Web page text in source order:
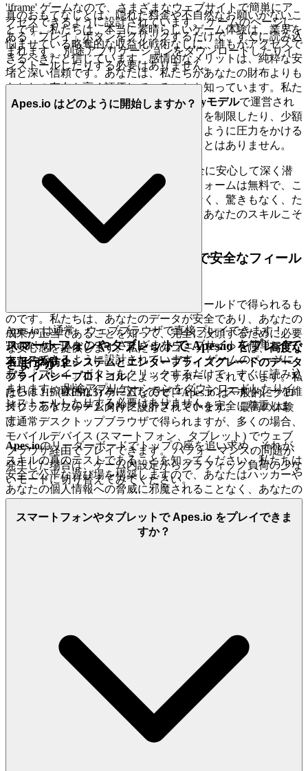
真のおもてなしとは、隠れた料金や不自然なお願いがないこ
とです。私たちは、本当に素晴らしいゲーム体験は、業界を
悩ませている略奪的な収益化戦術なしに、誰もがアクセスで
きるべきだと信じています。感情的なメリットは、純粋な安
堵と深い信頼です。あなたは、私たちがあなたの財布よりも
あなたの存在を高く評価していることを知っています。私た
ちのプラットフォームは真のFree-to-Playモデルで運営され
ています。つまり、コアなゲームプレイを制限したり、少額
課金を強制したり、あなたにお金を払うように圧力をかける
迷惑なペイウォールを使用したりすることはありません。
のすべてのレベルと戦略に、完全に安心して深く潜
り込んでください。私たちのプラットフォームは無料で、こ
れからもずっと無料です。何も条件はなく、驚きもなく、た
だ正直なエンターテイメントだけです。あなたのスキルこそ
が、ここで唯一重要な通貨です。
3. 自信を持ってプレイする: 公平で安全なフィール
最大の勝利は、公平で安全なプレイフィールドで得られるも
のです。私たちは、あなたのデータが安全であり、あなたの
成果が正当であることを知って、完全に没頭するために必要
な安心感を提供します。私たちのコミットメントは、高度な
不正行為防止システムとエンタープライズグレードのデータ
プライバシープロトコルによってサポートされています。私
たちは、搾取的な行為に対してゼロトレランスポリシーを維
持し、あなたのデジタルフットプリントを完全に尊重しま
す。
Apes.ioのリーダーボードでトップの座を追い求め、それが
スキルの真のテストであることを知ってください。私たちは
安全で公平な遊び場を構築しますので、あなたはハッカーや
あなたの個人情報への脅威に邪魔されることなく、あなたの
遺産を築くことに集中できます。
4. プレイヤーへの敬意: キュレーションされた、品
に無駄にされるべきではないことを理解しています。感情的
なメリットは、あなたの高い基準を共有するプラットフォー
ムによって見られ、評価されていると感じることです。私た
厳格なキュレーションモデルと邪魔にならない
です。私たちは、洗練されたパフォーマンスと
魅力的なメカニズムを備えた、実績のある高品質なタイトル
'iframe' ゲームなので、さまざまなウェブサイトで簡単にア
クセスできるように設計されています。 ゲームのページに
ある「プレイ」ボタンをクリックするだけで、すぐに読み込
まれます。 別途アプリケーションをダウンロードしたりイ
ンストールしたりする必要はありません。
Apes.io はどのように開始しますか？
Apes.io は通常、ウェブブラウザで直接プレイできます！
'iframe' ゲームなので、さまざまなウェブサイトで簡単にア
クセスできるように設計されています。 ゲームのページに
ある「プレイ」ボタンをクリックするだけで、すぐに読み込
まれます。 別途アプリケーションをダウンロードしたりイ
ンストールしたりする必要はありません。
スマートフォンやタブレットで Apes.io をプレイで
きますか？
はい！ H5 (HTML5) ゲームなので、Apes.io は一般的にクロ
スプラットフォーム向けに設計されています。 最高の体験
は通常デスクトップブラウザで得られますが、多くの場合、
モバイルデバイス (スマートフォン、タブレット) でウェブ
ブラウザ経由でプレイできます。 パフォーマンスの問題が
発生した場合は、ゲーム内設定からグラフィック負荷の少な
いモードに切り替えてみてください。
スマートフォンやタブレットで Apes.io をプレイできま
すか？